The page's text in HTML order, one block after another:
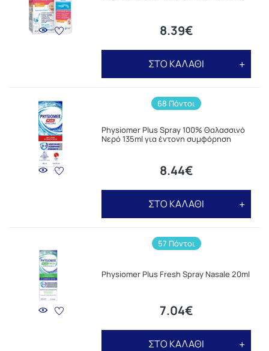
8.39€
ΣΤΟ ΚΑΛΑΘΙ
68 Πόντοι
Physiomer Plus Spray 100% Θαλασσινό
Νερό 135ml για έντονη συμφόρηση
8.44€
ΣΤΟ ΚΑΛΑΘΙ
57 Πόντοι
Physiomer Plus Fresh Spray Nasale 20ml
7.04€
ΣΤΟ ΚΑΛΑΘΙ